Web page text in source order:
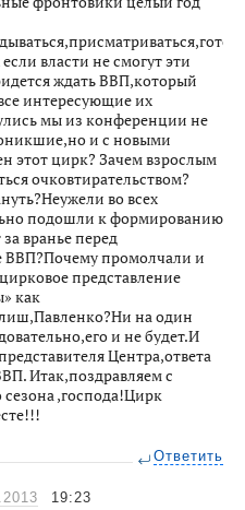
власти не смогут эти
ждать ВВП,который
интересующие их
мы из конференции не
и с новыми
этот цирк? Зачем взрослым
очковтирательством?
во всех
подошли к формированию
вранье перед
ВВП?Почему промолчали и
представление
как
на один
и не будет.И
Центра,ответа
Итак,поздравляем с
сезона ,господа!Цирк
Ответить
19:23